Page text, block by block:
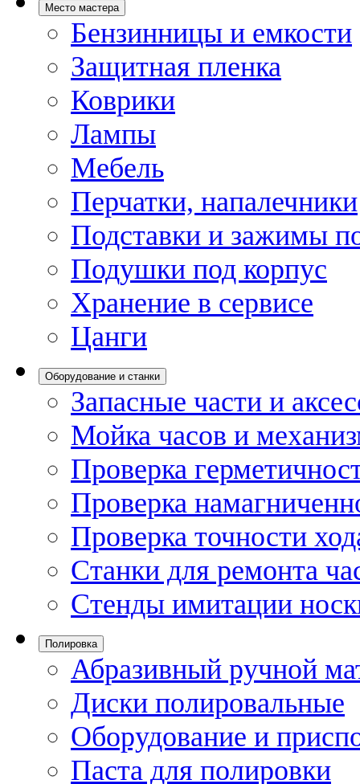
Место мастера
Бензинницы и емкости
Защитная пленка
Коврики
Лампы
Мебель
Перчатки, напалечники
Подставки и зажимы
Подушки под корпус
Хранение в сервисе
Цанги
Оборудование и станки
Запасные части и
Мойка часов и
Проверка
Проверка
Проверка точности
Станки для ремонта
Стенды имитации
Полировка
Абразивный ручной
Диски полировальные
Оборудование и
Паста для полировки